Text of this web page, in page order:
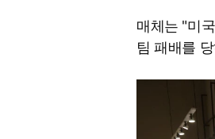
매체는 "미
팀 패배를